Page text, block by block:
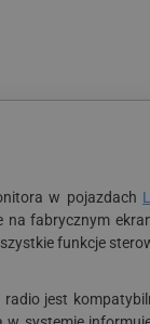
w pojazdach
fabrycznym
funkcje
jest